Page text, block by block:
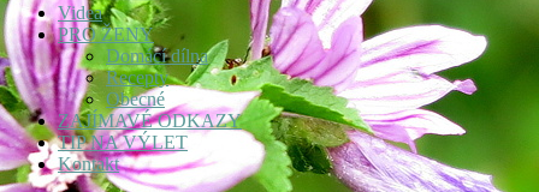
Videa
PRO ŽENY
Domácí dílna
Recepty
Obecné
ZAJÍMAVÉ ODKAZY
TIP NA VÝLET
Kontakt